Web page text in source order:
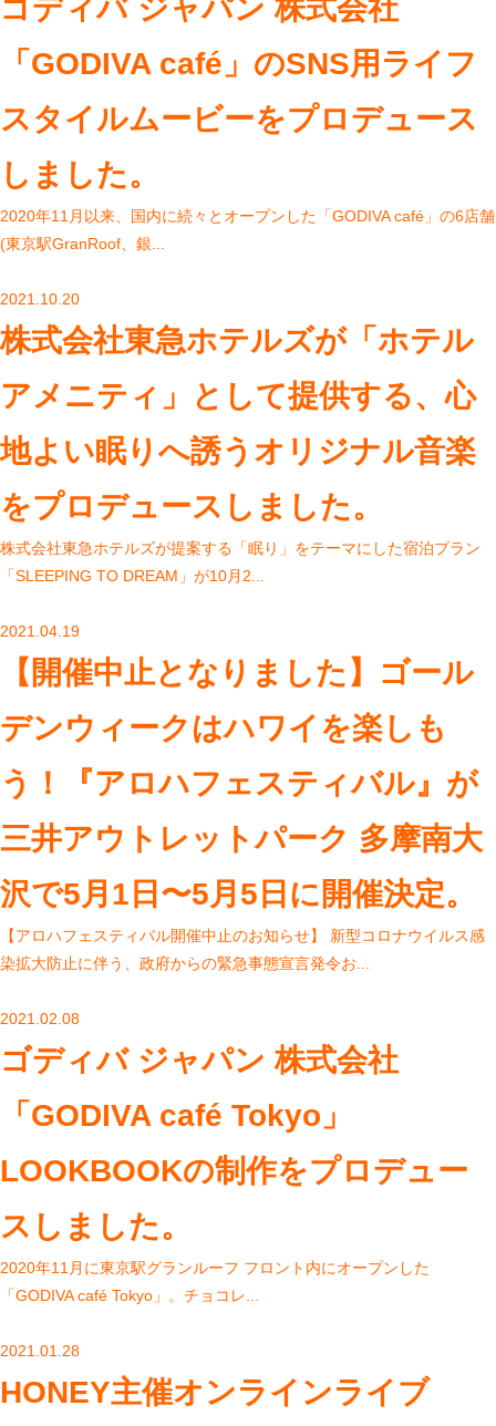
ゴディバ ジャパン 株式会社
「GODIVA café」のSNS用ライフ
スタイルムービーをプロデュース
しました。
2020年11月以来、国内に続々とオープンした「GODIVA café」の6店舗
(東京駅GranRoof、銀...
2021.10.20
株式会社東急ホテルズが「ホテル
アメニティ」として提供する、心
地よい眠りへ誘うオリジナル音楽
をプロデュースしました。
株式会社東急ホテルズが提案する「眠り」をテーマにした宿泊プラン
「SLEEPING TO DREAM」が10月2...
2021.04.19
【開催中止となりました】ゴール
デンウィークはハワイを楽しも
う！『アロハフェスティバル』が
三井アウトレットパーク 多摩南大
沢で5月1日〜5月5日に開催決定。
【アロハフェスティバル開催中止のお知らせ】 新型コロナウイルス感
染拡大防止に伴う、政府からの緊急事態宣言発令お...
2021.02.08
ゴディバ ジャパン 株式会社
「GODIVA café Tokyo」
LOOKBOOKの制作をプロデュー
スしました。
2020年11月に東京駅グランルーフ フロント内にオープンした
「GODIVA café Tokyo」。チョコレ...
2021.01.28
HONEY主催オンラインライブ